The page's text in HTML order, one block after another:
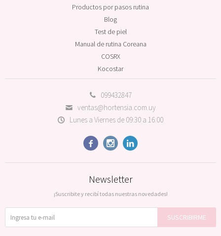
099432847
ventas@hortensia.com.uy
Lunes a Viernes de 09:30 a 16:00
  
Productos por pasos rutina
Blog
Test de piel
Manual de rutina Coreana
COSRX
Kocostar
Newsletter
¡Suscribite y recibí todas nuestras novedades!
SUSCRIBIRME